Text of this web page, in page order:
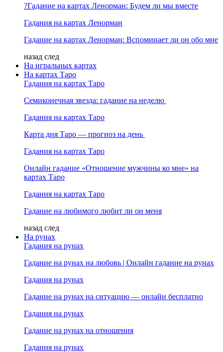
?Гадание на картах Ленорман: Будем ли мы вместе
Гадания на картах Ленорман
Гадание на картах Ленорман: Вспоминает ли он обо мне
назад след
На игральных картах
На картах Таро
Гадания на картах Таро
Семиконечная звезда: гадание на неделю
Гадания на картах Таро
Карта дня Таро — прогноз на день
Гадания на картах Таро
Онлайн гадание «Отношение мужчины ко мне» на
картах Таро
Гадания на картах Таро
Гадание на любимого любит ли он меня
назад след
На рунах
Гадания на рунах
Гадание на рунах на любовь | Онлайн гадание на рунах
Гадания на рунах
Гадание на рунах на ситуацию — онлайн бесплатно
Гадания на рунах
Гадание на рунах на отношения
Гадания на рунах